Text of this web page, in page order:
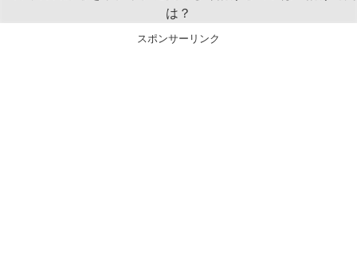
スポンサーリンク